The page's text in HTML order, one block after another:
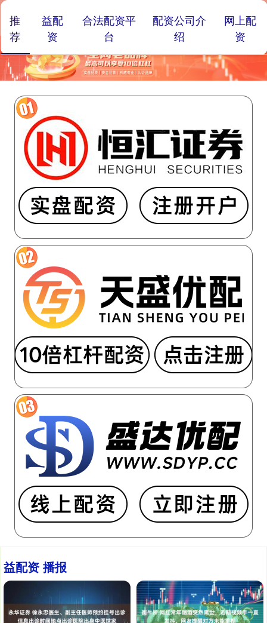
益配资 播报
推
荐
益配
资
合法配资平
台
配资公司介
绍
网上配
资